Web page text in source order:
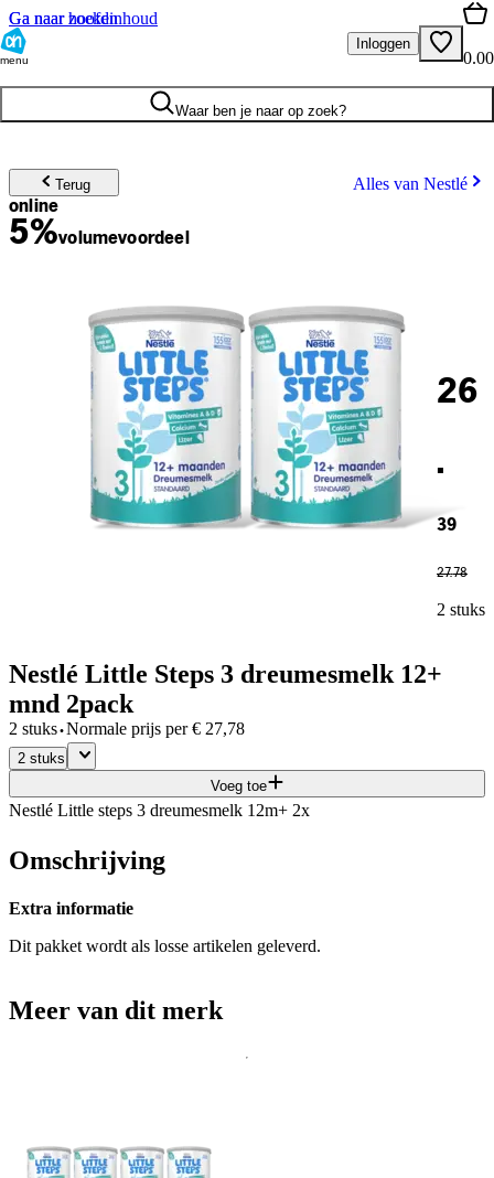
Ga naar hoofdinhoud
Ga naar zoeken
menu
Inloggen
0.00
Waar ben je naar op zoek?
Terug Alles van Nestlé
online
5%volumevoordeel
26
.
39
27.78
2 stuks
Nestlé Little Steps 3 dreumesmelk 12+
mnd 2pack
2 stuks·Normale prijs per € 27,78
2 stuks
Voeg toe
Nestlé Little steps 3 dreumesmelk 12m+ 2x
Omschrijving
Extra informatie
Dit pakket wordt als losse artikelen geleverd.
Meer van dit merk